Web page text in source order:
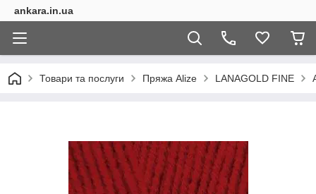
ankara.in.ua
Товари та послуги Пряжа Alize LANAGOLD FINE